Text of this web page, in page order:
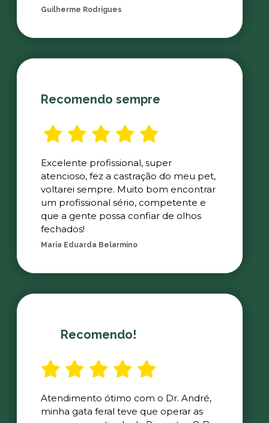
Guilherme Rodrigues
Recomendo sempre
Excelente profissional, super
atencioso, fez a castração do meu pet,
voltarei sempre. Muito bom encontrar
um profissional sério, competente e
que a gente possa confiar de olhos
fechados!
Maria Eduarda Belarmino
Recomendo!
Atendimento ótimo com o Dr. André,
minha gata feral teve que operar as